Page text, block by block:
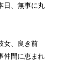
日、無事に丸
女、良き前
仲間に恵まれ